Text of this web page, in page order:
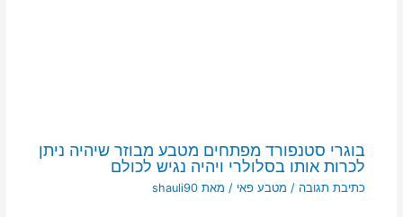
בוגרי סטנפורד מפתחים מטבע מבוזר שיהיה ניתן
לכרות אותו בסלולרי ויהיה נגיש לכולם
כתיבת תגובה / מטבע פאי / מאת shauli90